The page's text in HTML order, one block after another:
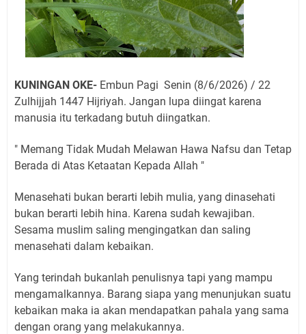
KUNINGAN OKE- Embun Pagi Senin (8/6/2026) / 22
Zulhijjah 1447 Hijriyah. Jangan lupa diingat karena
manusia itu terkadang butuh diingatkan.
" Memang Tidak Mudah Melawan Hawa Nafsu dan Tetap
Berada di Atas Ketaatan Kepada Allah "
Menasehati bukan berarti lebih mulia, yang dinasehati
bukan berarti lebih hina. Karena sudah kewajiban.
Sesama muslim saling mengingatkan dan saling
menasehati dalam kebaikan.
Yang terindah bukanlah penulisnya tapi yang mampu
mengamalkannya. Barang siapa yang menunjukan suatu
kebaikan maka ia akan mendapatkan pahala yang sama
dengan orang yang melakukannya.